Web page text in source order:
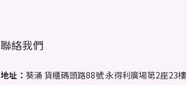
聯絡我們
地址： 葵涌 貨櫃碼頭路88號 永得利廣場第2座23樓